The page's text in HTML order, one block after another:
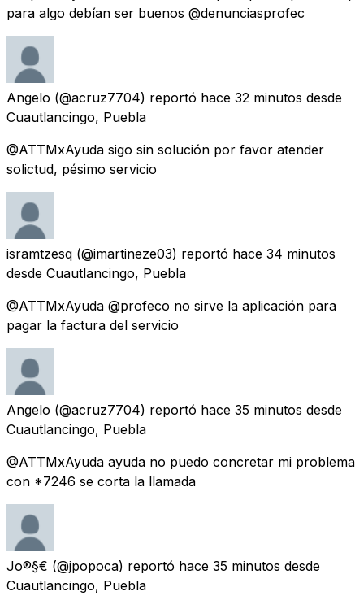
para algo debían ser buenos @denunciasprofec
Angelo (@acruz7704) reportó hace 32 minutos desde
Cuautlancingo, Puebla
@ATTMxAyuda sigo sin solución por favor atender
solictud, pésimo servicio
isramtzesq (@imartineze03) reportó hace 34 minutos
desde Cuautlancingo, Puebla
@ATTMxAyuda @profeco no sirve la aplicación para
pagar la factura del servicio
Angelo (@acruz7704) reportó hace 35 minutos desde
Cuautlancingo, Puebla
@ATTMxAyuda ayuda no puedo concretar mi problema
con *7246 se corta la llamada
Jo®§€ (@jpopoca) reportó hace 35 minutos desde
Cuautlancingo, Puebla